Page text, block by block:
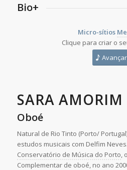
Bio+
Micro-sítios
Clique para criar o
Avançar
SARA AMORIM
Oboé
Natural de Rio Tinto (Porto/
estudos musicais com Delfim
Conservatório de Música do Porto,
Complementar de oboé, no ano